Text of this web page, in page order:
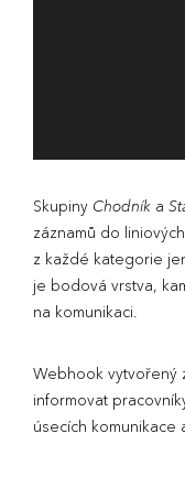
Skupiny Chodník a
záznamů do
z každé kategorie
je bodová vrstva,
na komunikaci.
Webhook vytvořený
informovat
úsecích komunikace